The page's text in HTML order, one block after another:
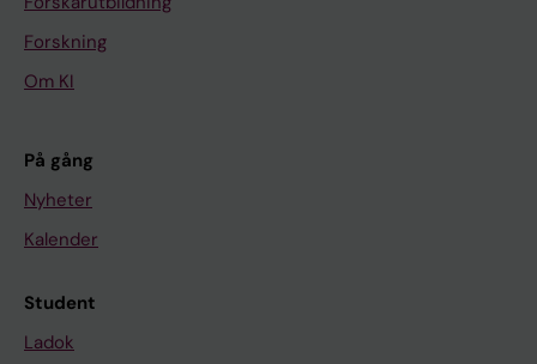
Forskning
Om KI
På gång
Nyheter
Kalender
Student
Ladok